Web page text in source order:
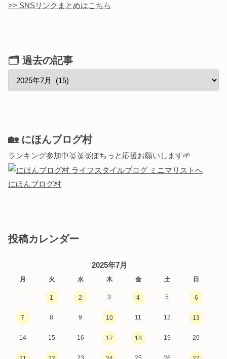
>> SNSリンクまとめはこちら
🗂 過去の記事
🏡 にほんブログ村
ランキング参加中🥇🥈🥉ぽちっと応援お願いします🌱
にほんブログ村
投稿カレンダー
2025年7月
月 火 水 木 金 土 日
1 2 3 4 5 6
7 8 9 10 11 12 13
14 15 16 17 18 19 20